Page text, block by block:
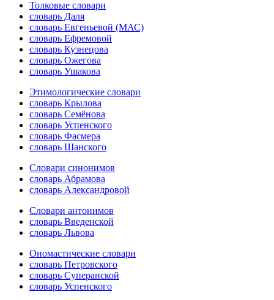
Толковые словари
словарь Даля
словарь Евгеньевой (МАС)
словарь Ефремовой
словарь Кузнецова
словарь Ожегова
словарь Ушакова
Этимологические словари
словарь Крылова
словарь Семёнова
словарь Успенского
словарь Фасмера
словарь Шанского
Словари синонимов
словарь Абрамова
словарь Александровой
Словари антонимов
словарь Введенской
словарь Львова
Ономастические словари
словарь Петровского
словарь Суперанской
словарь Успенского